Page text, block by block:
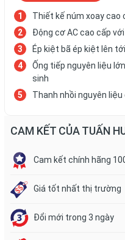
Thiết kế núm xoay cao
Động cơ AC cao cấp
Ép kiệt bã ép kiệt lên
Ống tiếp nguyên liệu
sinh
Thanh nhồi nguyên
CAM KẾT CỦA TUẤN
Cam kết chính hãng
Giá tốt nhất thị trường
Đổi mới trong 3 ngày